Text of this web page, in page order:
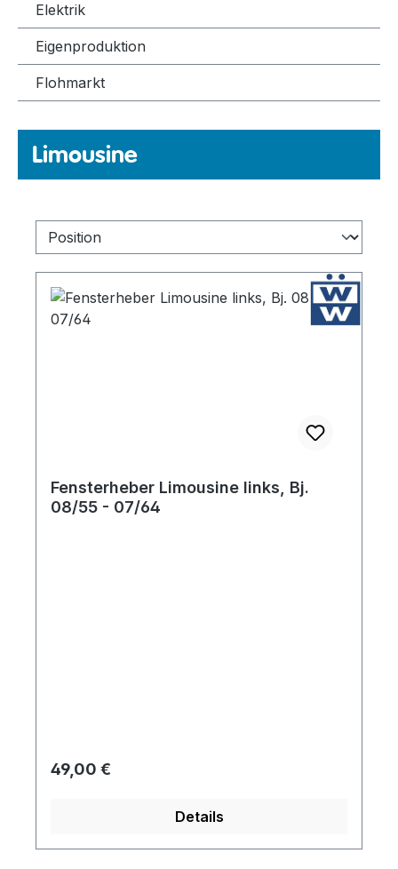
Elektrik
Eigenproduktion
Flohmarkt
Limousine
Fensterheber Limousine links, Bj.
08/55 - 07/64
Regulärer Preis:
49,00 €
Details